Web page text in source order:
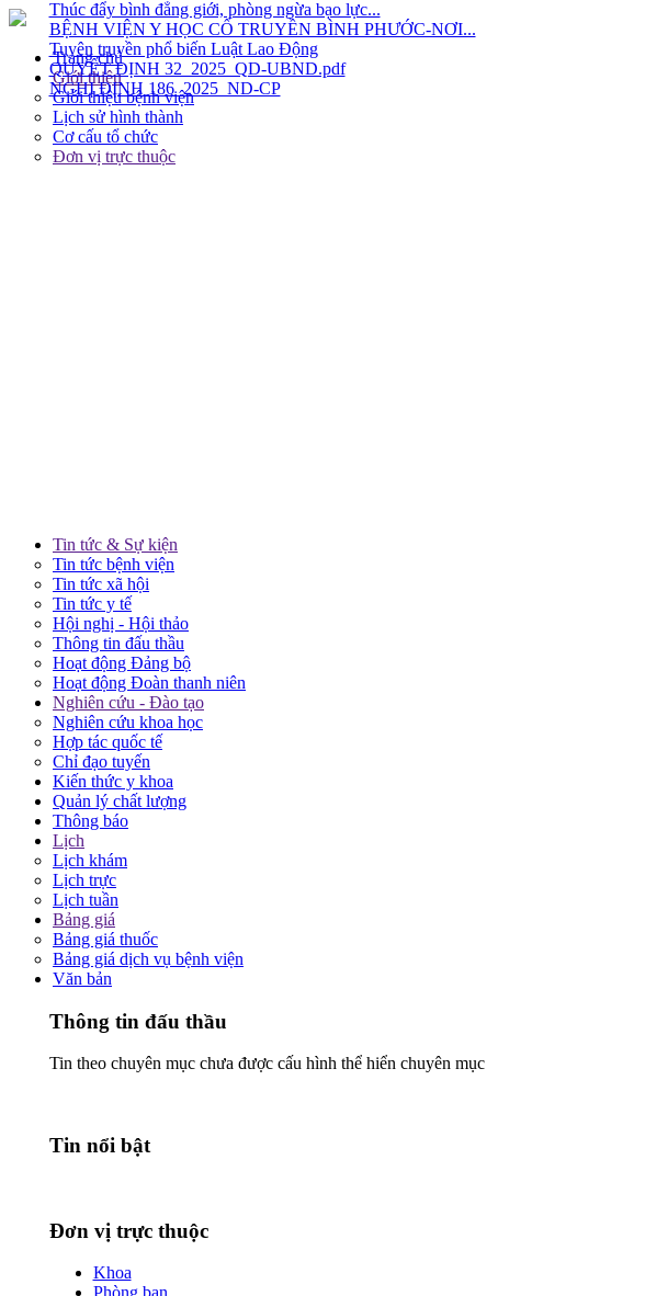
Trang chủ
Giới thiệu
Giới thiệu bệnh viện
Lịch sử hình thành
Cơ cấu tổ chức
Đơn vị trực thuộc
Tin tức & Sự kiện
Tin tức bệnh viện
Tin tức xã hội
Tin tức y tế
Hội nghị - Hội thảo
Thông tin đấu thầu
Hoạt động Đảng bộ
Hoạt động Đoàn thanh niên
Nghiên cứu - Đào tạo
Nghiên cứu khoa học
Hợp tác quốc tế
Chỉ đạo tuyến
Kiến thức y khoa
Quản lý chất lượng
Thông báo
Lịch
Lịch khám
Lịch trực
Lịch tuần
Bảng giá
Bảng giá thuốc
Bảng giá dịch vụ bệnh viện
Văn bản
Thông tin đấu thầu
Tin theo chuyên mục chưa được cấu hình thể hiển chuyên mục
Tin nổi bật
QUYẾT ĐỊNH 32_2025_QD-UBND.pdf
NGHỊ ĐỊNH 186_2025_ND-CP
Đơn vị trực thuộc
Khoa